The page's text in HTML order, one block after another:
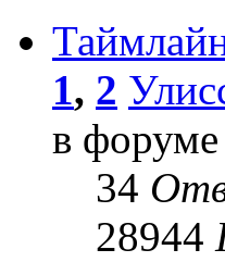
1, 2
в форуме
34
28944